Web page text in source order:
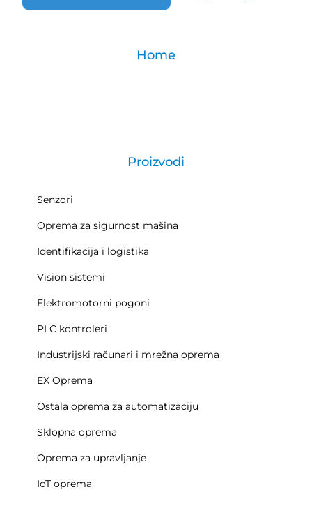
Home
Proizvodi
Senzori
Oprema za sigurnost mašina
Identifikacija i logistika
Vision sistemi
Elektromotorni pogoni
PLC kontroleri
Industrijski računari i mrežna oprema
EX Oprema
Ostala oprema za automatizaciju
Sklopna oprema
Oprema za upravljanje
IoT oprema